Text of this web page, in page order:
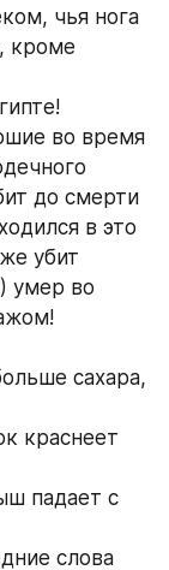
чья нога
кроме
во время
до смерти
в это
убит
умер во
сахара,
краснеет
падает с
слова